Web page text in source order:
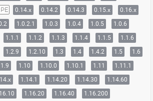
0.14.x 0.14.2 0.14.3 0.15.x
0.16.x
1.0.2.1 1.0.3 1.0.4 1.0.5
1.0.6
1.1.1 1.1.2 1.1.3 1.1.4 1.1.5
1.1.6
1.2.9 1.2.10 1.3 1.4 1.4.2 1.5
1.6
1.9 1.10 1.10.0 1.10.1 1.11
1.11.1
1.14.1 1.14.20 1.14.30
1.14.60
1.16.20 1.16.40
1.16.200